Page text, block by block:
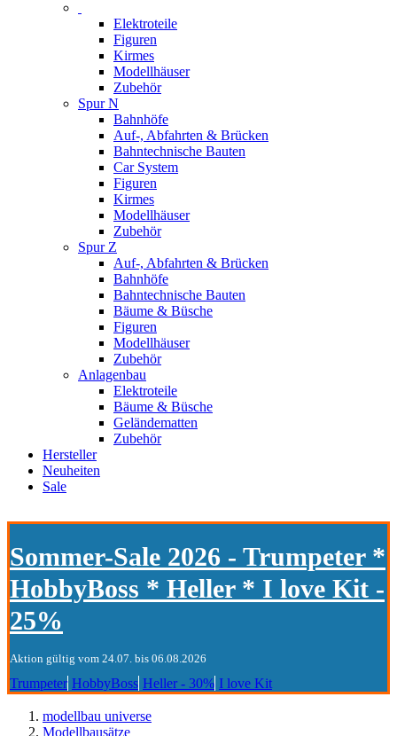
Elektroteile
Figuren
Kirmes
Modellhäuser
Zubehör
Spur N
Bahnhöfe
Auf-, Abfahrten & Brücken
Bahntechnische Bauten
Car System
Figuren
Kirmes
Modellhäuser
Zubehör
Spur Z
Auf-, Abfahrten & Brücken
Bahnhöfe
Bahntechnische Bauten
Bäume & Büsche
Figuren
Modellhäuser
Zubehör
Anlagenbau
Elektroteile
Bäume & Büsche
Geländematten
Zubehör
Hersteller
Neuheiten
Sale
Sommer-Sale 2026 - Trumpeter *
HobbyBoss * Heller * I love Kit -
25%
Aktion gültig vom 24.07. bis 06.08.2026
Trumpeter HobbyBoss Heller - 30% I love Kit
modellbau universe
Modellbausätze